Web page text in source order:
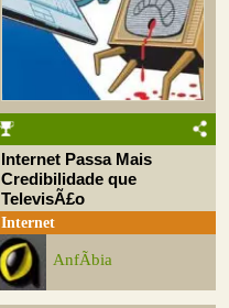
Internet Passa Mais
Credibilidade que
TelevisÃ£o
Internet
AnfÃ­bia